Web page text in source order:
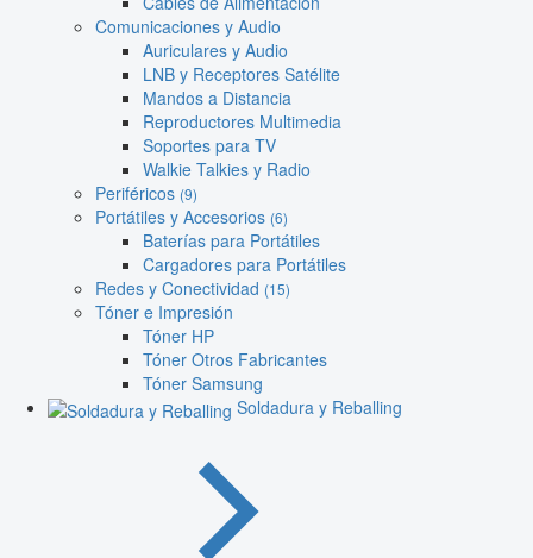
Comunicaciones y Audio
Auriculares y Audio
LNB y Receptores Satélite
Mandos a Distancia
Reproductores Multimedia
Soportes para TV
Walkie Talkies y Radio
Periféricos (9)
Portátiles y Accesorios (6)
Baterías para Portátiles
Cargadores para Portátiles
Redes y Conectividad (15)
Tóner e Impresión
Tóner HP
Tóner Otros Fabricantes
Tóner Samsung
Soldadura y Reballing